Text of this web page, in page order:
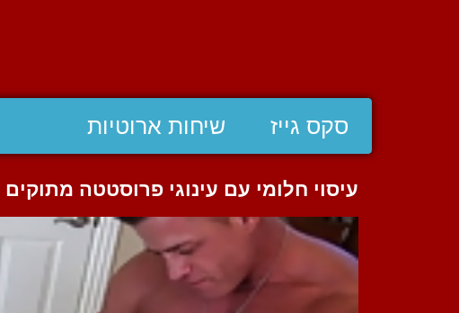
סקס גייז שיחות ארוטיות
עיסוי חלומי עם עינוגי פרוסטטה מתוקים